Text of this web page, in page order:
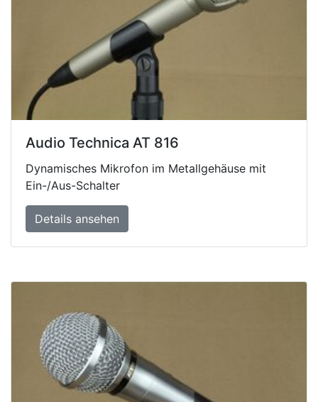
Audio Technica AT 816
Dynamisches Mikrofon im Metallgehäuse mit
Ein-/Aus-Schalter
Details ansehen